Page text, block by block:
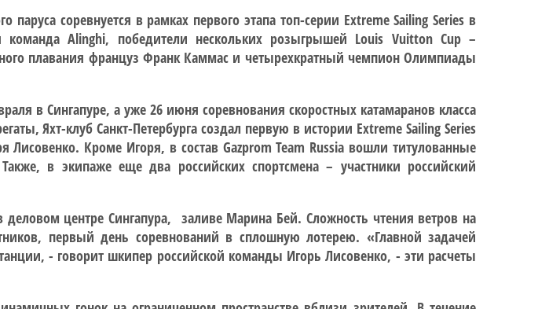
соревнуется в рамках первого этапа топ-серии Extreme Sailing Series в
Alinghi, победители нескольких розыгрышей Louis Vuitton Cup –
плавания француз Франк Каммас и четырехкратный чемпион Олимпиады
в Сингапуре, а уже 26 июня соревнования скоростных катамаранов класса
Яхт-клуб Санкт-Петербурга создал первую в истории Extreme Sailing Series
Кроме Игоря, в состав Gazprom Team Russia вошли титулованные
в экипаже еще два российских спортсмена – участники российский
деловом центре Сингапура, заливе Марина Бей. Сложность чтения ветров на
первый день соревнований в сплошную лотерею. «Главной задачей
- говорит шкипер российской команды Игорь Лисовенко, - эти расчеты